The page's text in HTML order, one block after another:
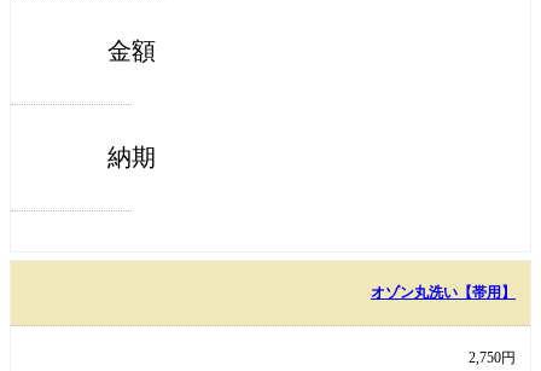
金額
納期
オゾン丸洗い【帯用】
2,750円